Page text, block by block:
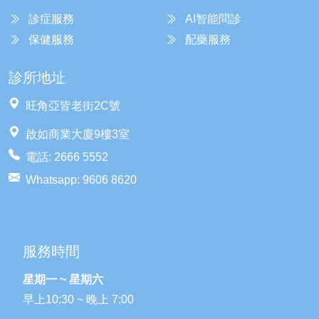
診症服務
保健服務
AI智能問診
配藥服務
診所地址
旺角亞皆老街2C號
啟如商業大廈9樓3室
電話: 2666 5552
Whatsapp: 9606 8620
服務時間
星期一 ~ 星期六
早上10:30 ~ 晚上 7:00